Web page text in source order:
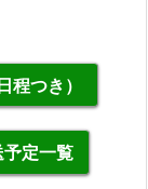
つき）
定一覧